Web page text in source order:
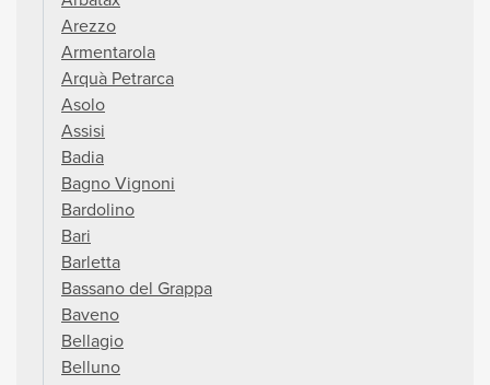
Arezzo
Armentarola
Arquà Petrarca
Asolo
Assisi
Badia
Bagno Vignoni
Bardolino
Bari
Barletta
Bassano del Grappa
Baveno
Bellagio
Belluno